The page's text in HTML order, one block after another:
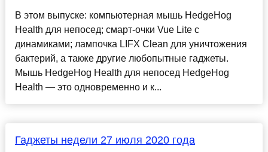
В этом выпуске: компьютерная мышь HedgeHog
Health для непосед; смарт-очки Vue Lite с
динамиками; лампочка LIFX Clean для уничтожения
бактерий, а также другие любопытные гаджеты.
Мышь HedgeHog Health для непосед HedgeHog
Health — это одновременно и к...
Гаджеты недели 27 июля 2020 года